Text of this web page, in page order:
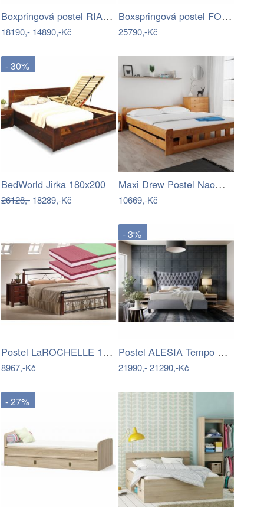
Boxpringová postel RIANA KOMFORT Tempo…
18190,- 14890,-Kč
Boxspringová postel FONDA Tempo Kondela
25790,-Kč
- 30%
BedWorld Jirka 180x200
26128,- 18289,-Kč
Maxi Drew Postel Naomi zvýšená 180 x…
10669,-Kč
Postel LaROCHELLE 180x200 cm + 2 ks…
8967,-Kč
- 3%
Postel ALESIA Tempo Kondela
21990,-21290,-Kč
- 27%